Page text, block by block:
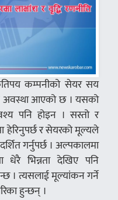
कम्पनीको सेयर सय
अवस्था आएको छ । यसको
पनि होइन । सस्तो र
र सेयरको मूल्यले
गर्नुपर्छ । अल्पकालमा
भिन्नता देखिए पनि
। त्यसलाई मूल्यांकन गर्ने
हुन्छन् ।